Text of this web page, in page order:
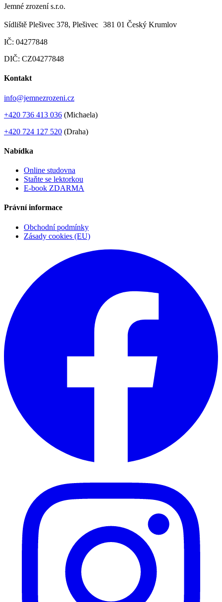
Jemné zrození s.r.o.
Sídliště Plešivec 378, Plešivec 381 01 Český Krumlov
IČ: 04277848
DIČ: CZ04277848
Kontakt
info@jemnezrozeni.cz
+420 736 413 036 (Michaela)
+420 724 127 520 (Draha)
Nabídka
Online studovna
Staňte se lektorkou
E-book ZDARMA
Právní informace
Obchodní podmínky
Zásady cookies (EU)